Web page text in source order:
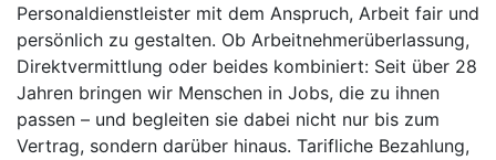
Personaldienstleister mit dem Anspruch, Arbeit fair und
persönlich zu gestalten. Ob Arbeitnehmerüberlassung,
Direktvermittlung oder beides kombiniert: Seit über 28
Jahren bringen wir Menschen in Jobs, die zu ihnen
passen – und begleiten sie dabei nicht nur bis zum
Vertrag, sondern darüber hinaus. Tarifliche Bezahlung,